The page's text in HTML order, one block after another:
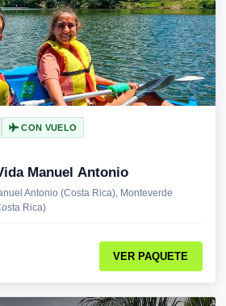
CON VUELO
Manuel Antonio
Antonio (Costa Rica), Monteverde
Rica)
VER PAQUETE